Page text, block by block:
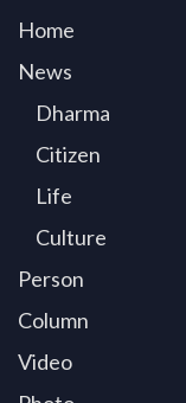
Home
News
Dharma
Citizen
Life
Culture
Person
Column
Video